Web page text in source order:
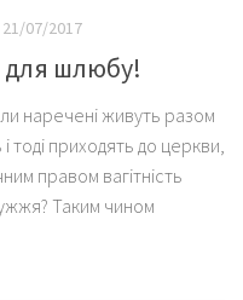
21/07/2017
для шлюбу!
наречені живуть разом
тоді приходять до церкви,
правом вагітність
Таким чином